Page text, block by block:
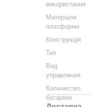
використання
Матеріали
платформи
Конструкція
Тип
Вид
управления
Количество
батареек